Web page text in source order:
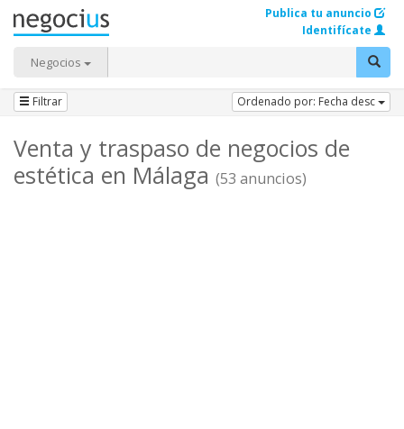
Negocios
Publica tu anuncio
Identifícate
Filtrar Ordenado por: Fecha desc
Venta y traspaso de negocios de
estética en Málaga (53 anuncios)